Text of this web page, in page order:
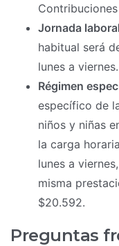
Jornada
habitual será
lunes a viernes.
Régimen
específico de
niños y niñas
la carga
lunes a
misma
$20.592.
Preguntas